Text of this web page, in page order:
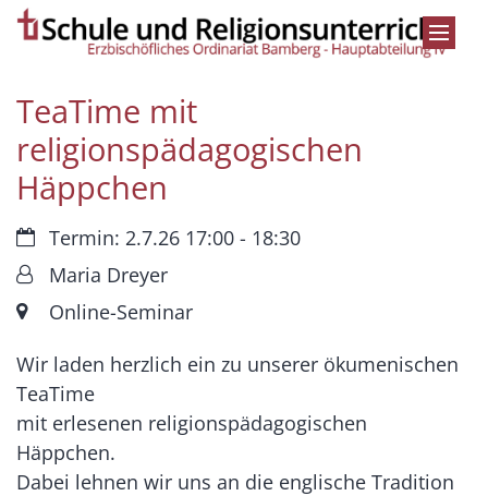
Zum Inhalt springen
TeaTime mit
religionspädagogischen
Häppchen
Datum:Termin: 2.7.26 17:00 - 18:30
Von:Maria Dreyer
Ort: Online-Seminar
Wir laden herzlich ein zu unserer ökumenischen
TeaTime
mit erlesenen religionspädagogischen
Häppchen.
Dabei lehnen wir uns an die englische Tradition